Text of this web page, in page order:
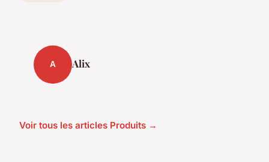
A Alix
Voir tous les articles Produits →